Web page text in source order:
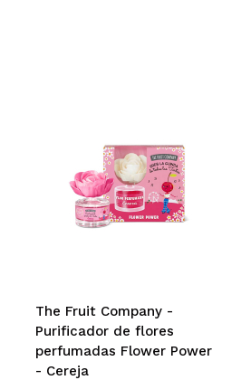
The Fruit Company -
Purificador de flores
perfumadas Flower Power
- Cereja